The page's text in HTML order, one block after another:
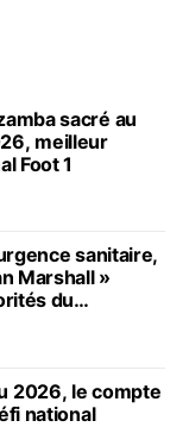
sacré au
meilleur
Foot 1
sanitaire,
Marshall »
du
2026, le compte
national